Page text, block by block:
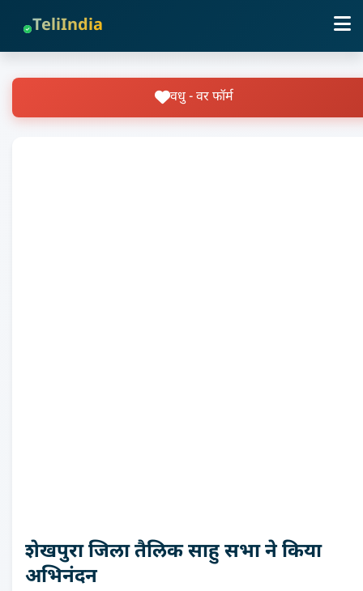
TeliIndia
वधु - वर फॉर्म
शेखपुरा जिला तैलिक साहु सभा ने किया
अभिनंदन